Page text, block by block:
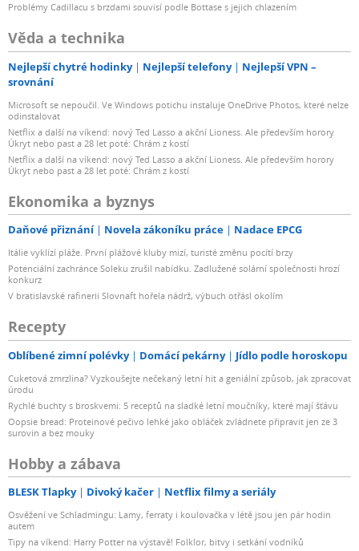
Problémy Cadillacu s brzdami souvisí podle Bottase s jejich chlazením
Věda a technika
Nejlepší chytré hodinky Nejlepší telefony
Nejlepší VPN –
srovnání
Microsoft se nepoučil. Ve Windows potichu instaluje OneDrive Photos, které nelze
odinstalovat
Netflix a další na víkend: nový Ted Lasso a akční Lioness. Ale především horory
Úkryt nebo past a 28 let poté: Chrám z kostí
Netflix a další na víkend: nový Ted Lasso a akční Lioness. Ale především horory
Úkryt nebo past a 28 let poté: Chrám z kostí
Ekonomika a byznys
Daňové přiznání Novela zákoníku práce Nadace EPCG
Itálie vyklízí pláže. První plážové kluby mizí, turisté změnu pocítí brzy
Potenciální zachránce Soleku zrušil nabídku. Zadlužené solární společnosti hrozí
konkurz
V bratislavské rafinerii Slovnaft hořela nádrž, výbuch otřásl okolím
Recepty
Oblíbené zimní polévky Domácí pekárny Jídlo podle horoskopu
Cuketová zmrzlina? Vyzkoušejte nečekaný letní hit a geniální způsob, jak zpracovat
úrodu
Rychlé buchty s broskvemi: 5 receptů na sladké letní moučníky, které mají šťávu
Oopsie bread: Proteinové pečivo lehké jako obláček zvládnete připravit jen ze 3
surovin a bez mouky
Hobby a zábava
BLESK Tlapky Divoký kačer Netflix filmy a seriály
Osvěžení ve Schladmingu: Lamy, ferraty i koulovačka v létě jsou jen pár hodin
autem
Tipy na víkend: Harry Potter na výstavě! Folklor, bitvy i setkání vodníků